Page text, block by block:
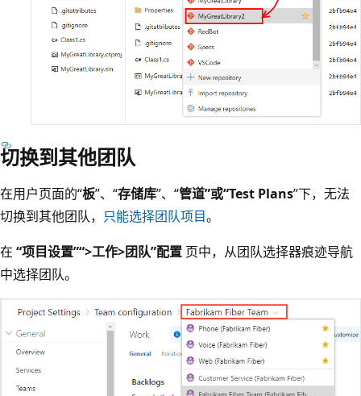
切换到其他团队
在用户页面的“板”、“存储库”、“管道”或“Test Plans”下，无法
切换到其他团队， 只能选择团队项目。
在 “项目设置”“>工作>团队”配置 页中，从团队选择器痕迹导航
中选择团队。